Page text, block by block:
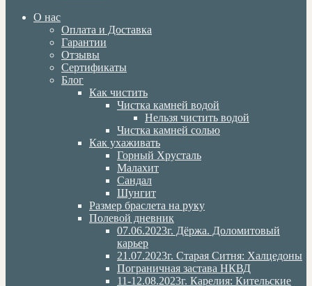
О нас
Оплата и Доставка
Гарантии
Отзывы
Сертификаты
Блог
Как чистить
Чистка камней водой
Нельзя чистить водой
Чистка камней солью
Как ухаживать
Горный Хрусталь
Малахит
Сандал
Шунгит
Размер браслета на руку
Полевой дневник
07.06.2023г. Дёржа. Доломитовый
карьер
21.07.2023г. Старая Ситня: Халцедоны
Пограничная застава НКВД
11-12.08.2023г. Карелия: Кительские